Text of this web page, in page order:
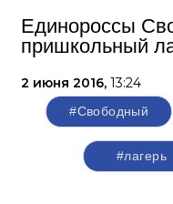
Единороссы
пришкольный
2 июня 2016, 13:24
#Свободный
#лагерь